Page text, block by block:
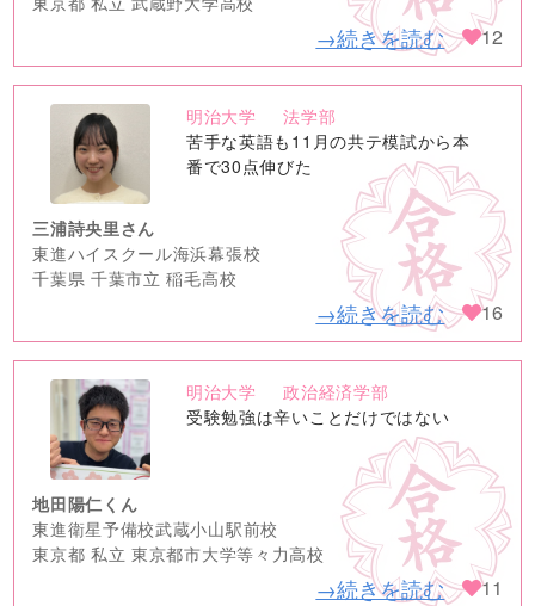
→続きを読む 12
no
image
明治大学
法学部
苦手な英語も11月の共テ模試から本
番で30点伸びた
三浦詩央里さん
東進ハイスクール海浜幕張校
千葉県 千葉市立 稲毛高校
→続きを読む 16
no
image
明治大学
政治経済学部
受験勉強は辛いことだけではない
地田陽仁くん
東進衛星予備校武蔵小山駅前校
東京都 私立 東京都市大学等々力高校
→続きを読む 11